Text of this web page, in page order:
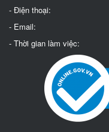
- Điện thoại:
- Email:
- Thời gian làm việc: